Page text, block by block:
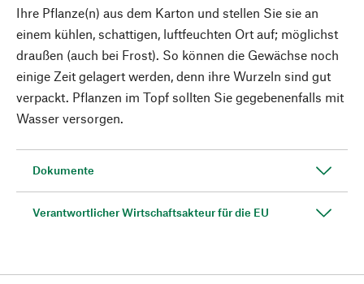
Ihre Pflanze(n) aus dem Karton und stellen Sie sie an
einem kühlen, schattigen, luftfeuchten Ort auf; möglichst
draußen (auch bei Frost). So können die Gewächse noch
einige Zeit gelagert werden, denn ihre Wurzeln sind gut
verpackt. Pflanzen im Topf sollten Sie gegebenenfalls mit
Wasser versorgen.
Dokumente
Verantwortlicher Wirtschaftsakteur für die EU